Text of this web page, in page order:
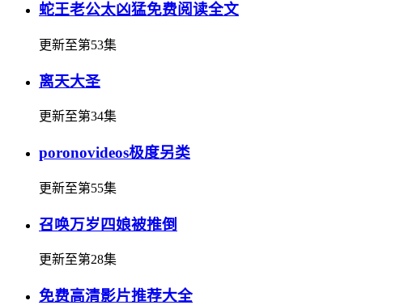
蛇王老公太凶猛免费阅读全文
更新至第53集
离天大圣
更新至第34集
poronovideos极度另类
更新至第55集
召唤万岁四娘被推倒
更新至第28集
免费高清影片推荐大全